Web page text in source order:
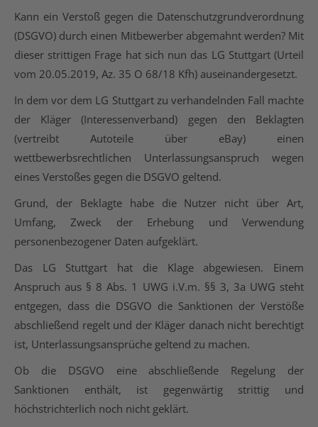
Kann ein Verstoß gegen die Datenschutzgrundverordnung
(DSGVO) durch einen Mitbewerber abgemahnt werden? Mit
dieser strittigen Frage hat sich nun das LG Stuttgart (Urteil
vom 20.05.2019, Az. 35 O 68/18 Kfh) auseinandergesetzt.
In dem vor dem LG Stuttgart zu verhandelnden Fall machte
der Kläger (Interessenverband) gegen den Beklagten
(vertreibt Autoteile über eBay) einen
wettbewerbsrechtlichen Unterlassungsanspruch wegen
eines Verstoßes gegen die DSGVO geltend.
Grund, der Beklagte habe die Nutzer nicht über Art,
Umfang, Zweck der Erhebung und Verwendung
personenbezogener Daten aufgeklärt.
Das LG Stuttgart hat die Klage abgewiesen. Einem
Anspruch aus § 8 Abs. 1 UWG i.V.m. §§ 3, 3a UWG steht
entgegen, dass die DSGVO die Sanktionen der Verstöße
abschließend regelt und der Kläger danach nicht berechtigt
ist, Unterlassungsansprüche geltend zu machen.
Ob die DSGVO eine abschließende Regelung der
Sanktionen enthält, ist gegenwärtig strittig und
höchstrichterlich noch nicht geklärt.